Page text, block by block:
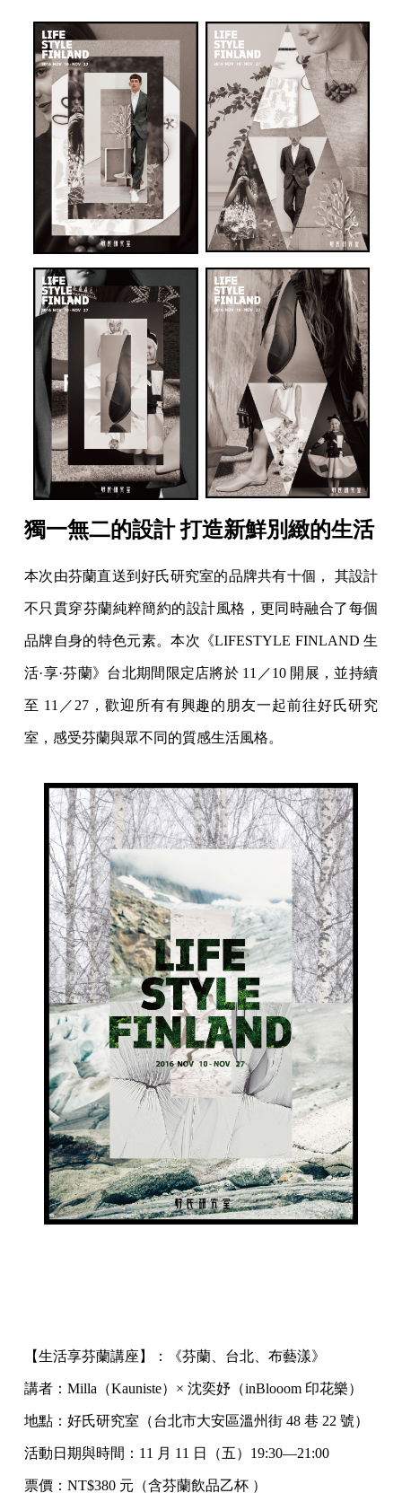
獨一無二的設計 打造新鮮別緻的生活
本次由芬蘭直送到好氏研究室的品牌共有十個， 其設計
不只貫穿芬蘭純粹簡約的設計風格，更同時融合了每個
品牌自身的特色元素。本次《LIFESTYLE FINLAND 生
活·享·芬蘭》台北期間限定店將於 11／10 開展，並持續
至 11／27，歡迎所有有興趣的朋友一起前往好氏研究
室，感受芬蘭與眾不同的質感生活風格。
【生活享芬蘭講座】：《芬蘭、台北、布藝漾》
講者：Milla（Kauniste）× 沈奕妤（inBlooom 印花樂）
地點：好氏研究室（台北市大安區溫州街 48 巷 22 號）
活動日期與時間：11 月 11 日（五）19:30—21:00
票價：NT$380 元（含芬蘭飲品乙杯 ）